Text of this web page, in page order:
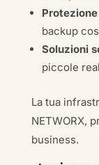
backup
Soluzioni
piccole
La tua
NETWORX,
business.